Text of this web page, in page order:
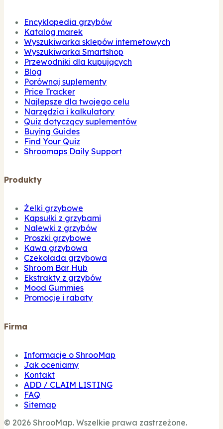
Encyklopedia grzybów
Katalog marek
Wyszukiwarka sklepów internetowych
Wyszukiwarka Smartshop
Przewodniki dla kupujących
Blog
Porównaj suplementy
Price Tracker
Najlepsze dla twojego celu
Narzędzia i kalkulatory
Quiz dotyczący suplementów
Buying Guides
Find Your Quiz
Shroomaps Daily Support
Produkty
Żelki grzybowe
Kapsułki z grzybami
Nalewki z grzybów
Proszki grzybowe
Kawa grzybowa
Czekolada grzybowa
Shroom Bar Hub
Ekstrakty z grzybów
Mood Gummies
Promocje i rabaty
Firma
Informacje o ShrooMap
Jak oceniamy
Kontakt
ADD / CLAIM LISTING
FAQ
Sitemap
© 2026 ShrooMap. Wszelkie prawa zastrzeżone.